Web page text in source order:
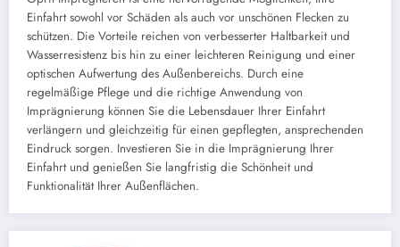
Einfahrt sowohl vor Schäden als auch vor unschönen Flecken zu
schützen. Die Vorteile reichen von verbesserter Haltbarkeit und
Wasserresistenz bis hin zu einer leichteren Reinigung und einer
optischen Aufwertung des Außenbereichs. Durch eine
regelmäßige Pflege und die richtige Anwendung von
Imprägnierung können Sie die Lebensdauer Ihrer Einfahrt
verlängern und gleichzeitig für einen gepflegten, ansprechenden
Eindruck sorgen. Investieren Sie in die Imprägnierung Ihrer
Einfahrt und genießen Sie langfristig die Schönheit und
Funktionalität Ihrer Außenflächen.